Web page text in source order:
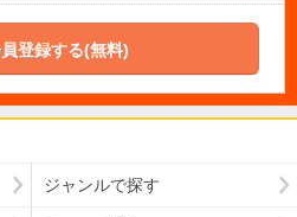
登録する(無料)
ジャンルで探す